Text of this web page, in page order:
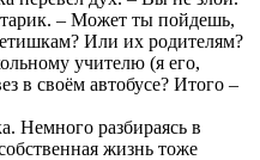
– Может ты пойдешь,
Или их родителям?
учителю (я его,
в своём автобусе? Итого –
Немного разбираясь в
жизнь тоже